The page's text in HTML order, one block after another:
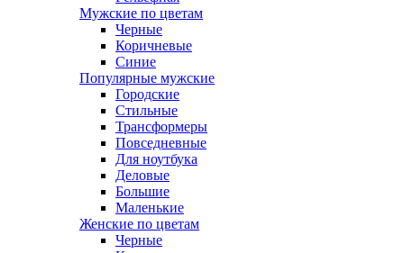
Мужские по цветам
Черные
Коричневые
Синие
Популярные мужские
Городские
Стильные
Трансформеры
Повседневные
Для ноутбука
Деловые
Большие
Маленькие
Женские по цветам
Черные